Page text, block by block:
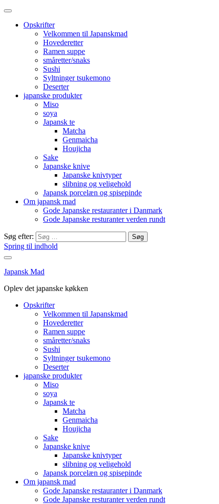
Opskrifter
Velkommen til Japanskmad
Hovederetter
Ramen suppe
småretter/snaks
Sushi
Syltninger tsukemono
Deserter
japanske produkter
Miso
soya
Japansk te
Matcha
Genmaicha
Houjicha
Sake
Japanske knive
Japanske knivtyper
slibning og veligehold
Japansk porcelæn og spisepinde
Om japansk mad
Gode Japanske restauranter i Danmark
Gode Japanske resturanter verden rundt
Søg efter:
Spring til indhold
Japansk Mad
Oplev det japanske køkken
Opskrifter
Velkommen til Japanskmad
Hovederetter
Ramen suppe
småretter/snaks
Sushi
Syltninger tsukemono
Deserter
japanske produkter
Miso
soya
Japansk te
Matcha
Genmaicha
Houjicha
Sake
Japanske knive
Japanske knivtyper
slibning og veligehold
Japansk porcelæn og spisepinde
Om japansk mad
Gode Japanske restauranter i Danmark
Gode Japanske resturanter verden rundt